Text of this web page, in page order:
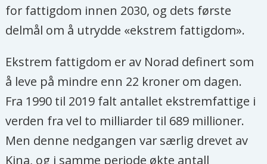
for fattigdom innen 2030, og dets første
delmål om å utrydde «ekstrem fattigdom».
Ekstrem fattigdom er av Norad definert som
å leve på mindre enn 22 kroner om dagen.
Fra 1990 til 2019 falt antallet ekstremfattige i
verden fra vel to milliarder til 689 millioner.
Men denne nedgangen var særlig drevet av
Kina, og i samme periode økte antall